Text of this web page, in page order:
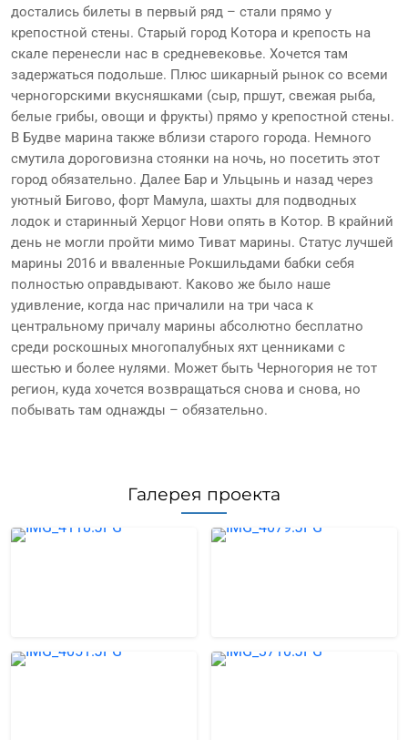
достались билеты в первый ряд – стали прямо у
крепостной стены. Старый город Котора и крепость на
скале перенесли нас в средневековье. Хочется там
задержаться подольше. Плюс шикарный рынок со всеми
черногорскими вкусняшками (сыр, пршут, свежая рыба,
белые грибы, овощи и фрукты) прямо у крепостной стены.
В Будве марина также вблизи старого города. Немного
смутила дороговизна стоянки на ночь, но посетить этот
город обязательно. Далее Бар и Ульцынь и назад через
уютный Бигово, форт Мамула, шахты для подводных
лодок и старинный Херцог Нови опять в Котор. В крайний
день не могли пройти мимо Тиват марины. Статус лучшей
марины 2016 и вваленные Рокшильдами бабки себя
полностью оправдывают. Каково же было наше
удивление, когда нас причалили на три часа к
центральному причалу марины абсолютно бесплатно
среди роскошных многопалубных яхт ценниками с
шестью и более нулями. Может быть Черногория не тот
регион, куда хочется возвращаться снова и снова, но
побывать там однажды – обязательно.
Галерея проекта